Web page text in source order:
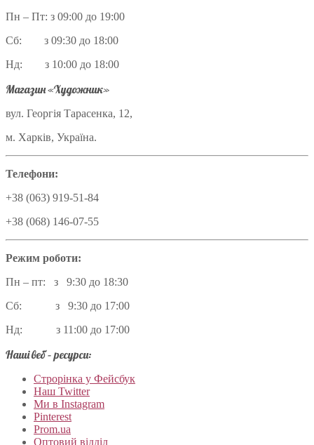
Пн – Пт: з 09:00 до 19:00
Сб: з 09:30 до 18:00
Нд: з 10:00 до 18:00
Магазин «Художник»
вул. Георгія Тарасенка, 12,
м. Харків, Україна.
Телефони:
+38 (063) 919-51-84
+38 (068) 146-07-55
Режим роботи:
Пн – пт: з 9:30 до 18:30
Сб: з 9:30 до 17:00
Нд: з 11:00 до 17:00
Наші веб – ресурси:
Строрінка у Фейсбук
Наш Twitter
Ми в Instagram
Pinterest
Prom.ua
Оптовий відділ